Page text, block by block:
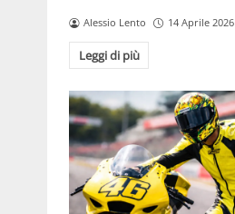
Alessio Lento 14 Aprile 2026
Leggi di più